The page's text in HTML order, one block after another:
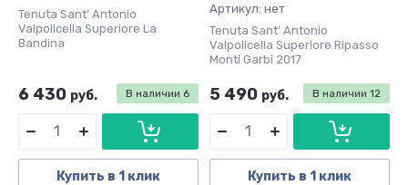
Tenuta Sant’ Antonio
Valpolicella Superiore La
Bandina
В наличии 6
6 430 руб.
Купить в 1 клик
Артикул: нет
Tenuta Sant’ Antonio
Valpolicella Superiore Ripasso
Monti Garbi 2017
В наличии 12
5 490 руб.
Купить в 1 клик